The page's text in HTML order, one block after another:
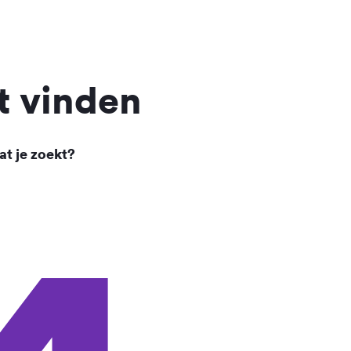
vinden
je zoekt?